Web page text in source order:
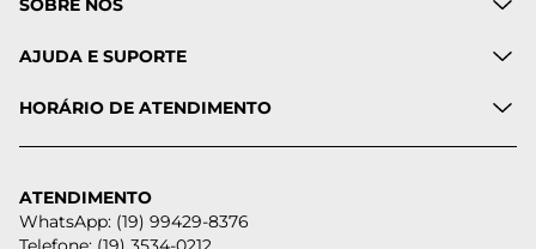
SOBRE NÓS
AJUDA E SUPORTE
HORÁRIO DE ATENDIMENTO
ATENDIMENTO
WhatsApp: (19) 99429-8376